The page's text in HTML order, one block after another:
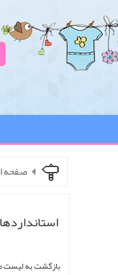
صفحه
بازگشت به لیست